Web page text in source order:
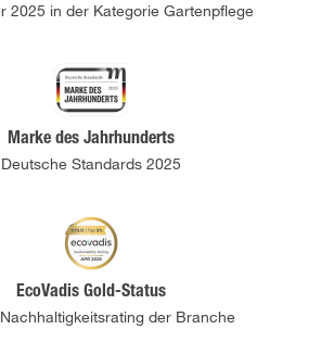
2025 in der Kategorie Gartenpflege
Marke des Jahrhunderts
Deutsche Standards 2025
EcoVadis Gold-Status
der Branche